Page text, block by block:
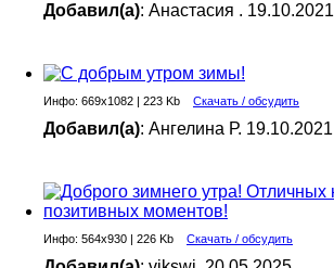
Добавил(а): Анастасия . 19.10.2021
Инфо: 669х1082 | 223 Kb Скачать / обсудить
Добавил(а): Ангелина Р. 19.10.2021
Инфо: 564х930 | 226 Kb Скачать / обсудить